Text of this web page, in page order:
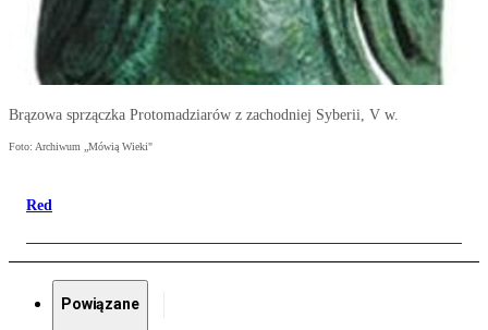
Brązowa sprzączka Protomadziarów z zachodniej Syberii, V w.
Foto: Archiwum „Mówią Wieki"
Red
Powiązane